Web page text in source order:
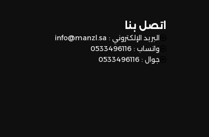
اتصل بنا
البريد الإلكتروني : info@manzl.sa
واتساب : 0533496116
جوال : 0533496116